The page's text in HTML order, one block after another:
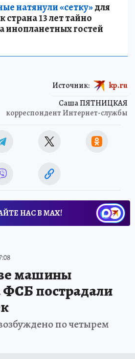
натянули «сетку»для
13 лет тайно
инопланетных гостей
Саша ПЯТНИЦКАЯ
корреспондент Интернет-службы
Источник: kp.ru
НАС В МАХ!
машины
ФСБ пострадали
по четырем